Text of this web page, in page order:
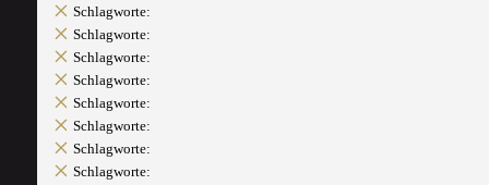
Schlagworte:
Schlagworte:
Schlagworte:
Schlagworte:
Schlagworte:
Schlagworte:
Schlagworte:
Schlagworte: